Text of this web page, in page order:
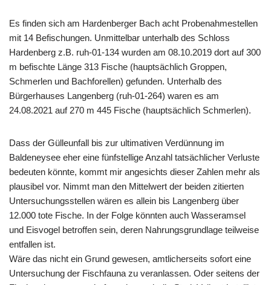
Es finden sich am Hardenberger Bach acht Probenahmestellen
mit 14 Befischungen. Unmittelbar unterhalb des Schloss
Hardenberg z.B. ruh-01-134 wurden am 08.10.2019 dort auf 300
m befischte Länge 313 Fische (hauptsächlich Groppen,
Schmerlen und Bachforellen) gefunden. Unterhalb des
Bürgerhauses Langenberg (ruh-01-264) waren es am
24.08.2021 auf 270 m 445 Fische (hauptsächlich Schmerlen).
Dass der Gülleunfall bis zur ultimativen Verdünnung im
Baldeneysee eher eine fünfstellige Anzahl tatsächlicher Verluste
bedeuten könnte, kommt mir angesichts dieser Zahlen mehr als
plausibel vor. Nimmt man den Mittelwert der beiden zitierten
Untersuchungsstellen wären es allein bis Langenberg über
12.000 tote Fische. In der Folge könnten auch Wasseramsel
und Eisvogel betroffen sein, deren Nahrungsgrundlage teilweise
entfallen ist.
Wäre das nicht ein Grund gewesen, amtlicherseits sofort eine
Untersuchung der Fischfauna zu veranlassen. Oder seitens der